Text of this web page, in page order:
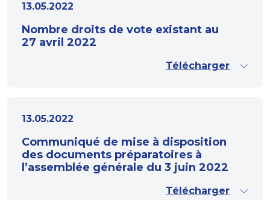
13.05.2022
Nombre droits de vote existant au
27 avril 2022
Télécharger
13.05.2022
Communiqué de mise à disposition
des documents préparatoires à
l’assemblée générale du 3 juin 2022
Télécharger